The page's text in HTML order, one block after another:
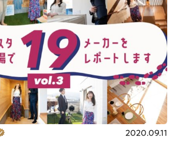
2020.09.11